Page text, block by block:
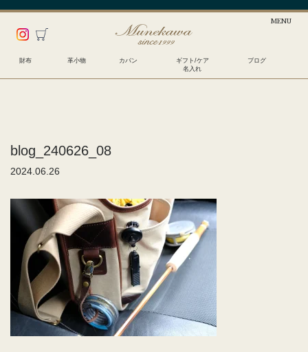
財布 革小物 カバン
ギフト/ケア
名入れ
ブログ
blog_240626_08
2024.06.26